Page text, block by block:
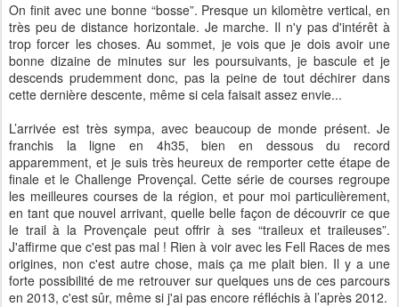
On finit avec une bonne “bosse”. Presque un kilomètre vertical, en
très peu de distance horizontale. Je marche. Il n'y pas d'intérêt à
trop forcer les choses. Au sommet, je vois que je dois avoir une
bonne dizaine de minutes sur les poursuivants, je bascule et je
descends prudemment donc, pas la peine de tout déchirer dans
cette dernière descente, même si cela faisait assez envie...
L’arrivée est très sympa, avec beaucoup de monde présent. Je
franchis la ligne en 4h35, bien en dessous du record
apparemment, et je suis très heureux de remporter cette étape de
finale et le Challenge Provençal. Cette série de courses regroupe
les meilleures courses de la région, et pour moi particulièrement,
en tant que nouvel arrivant, quelle belle façon de découvrir ce que
le trail à la Provençale peut offrir à ses “traileux et traileuses”.
J'affirme que c'est pas mal ! Rien à voir avec les Fell Races de mes
origines, non c'est autre chose, mais ça me plait bien. Il y a une
forte possibilité de me retrouver sur quelques uns de ces parcours
en 2013, c'est sûr, même si j'ai pas encore réfléchis à l’après 2012.